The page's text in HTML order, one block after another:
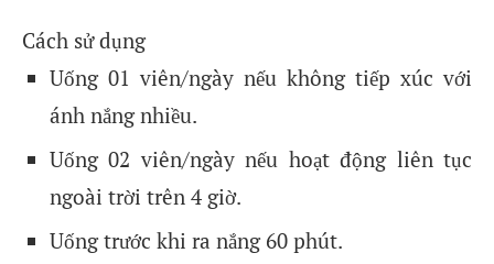
Cách sử dụng
Uống 01 viên/ngày nếu không tiếp xúc với
ánh nắng nhiều.
Uống 02 viên/ngày nếu hoạt động liên tục
ngoài trời trên 4 giờ.
Uống trước khi ra nắng 60 phút.